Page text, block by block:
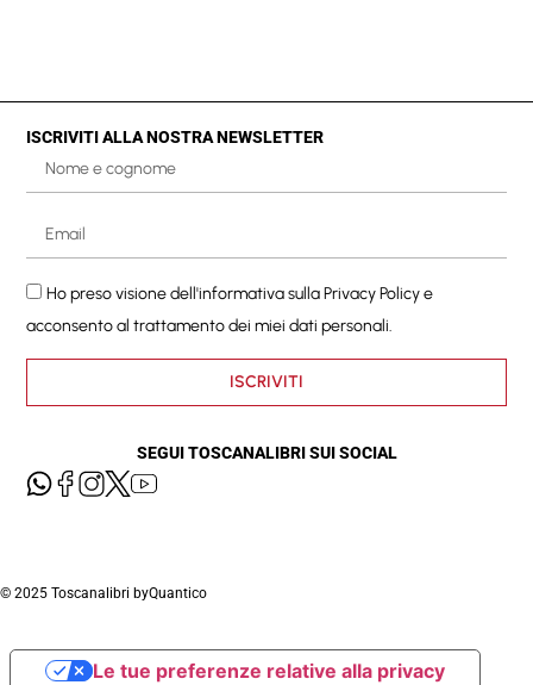
ISCRIVITI ALLA NOSTRA NEWSLETTER
Ho preso visione dell'informativa sullaPrivacy Policye
acconsento al trattamento dei miei dati personali.
ISCRIVITI
SEGUI TOSCANALIBRI SUI SOCIAL
© 2025 Toscanalibri byQuantico
Le tue preferenze relative alla privacy